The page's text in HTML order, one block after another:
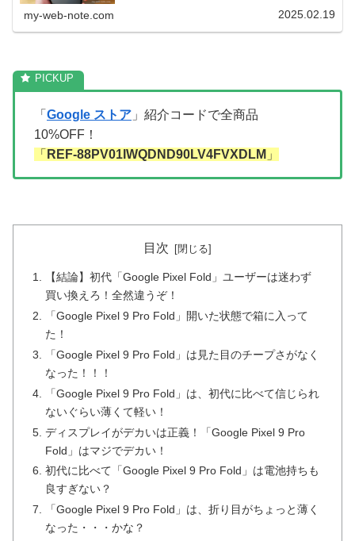
my-web-note.com 2025.02.19
「 Google ストア 」紹介コードで全商品
10%OFF！
「 REF-88PV01IWQDND90LV4FVXDLM 」
目次
【結論】初代「Google Pixel Fold」ユーザーは迷わず
買い換えろ！全然違うぞ！
「Google Pixel 9 Pro Fold」開いた状態で箱に入って
た！
「Google Pixel 9 Pro Fold」は見た目のチープさがなく
なった！！！
「Google Pixel 9 Pro Fold」は、初代に比べて信じられ
ないぐらい薄くて軽い！
ディスプレイがデカいは正義！「Google Pixel 9 Pro
Fold」はマジでデカい！
初代に比べて「Google Pixel 9 Pro Fold」は電池持ちも
良すぎない？
「Google Pixel 9 Pro Fold」は、折り目がちょっと薄く
なった・・・かな？